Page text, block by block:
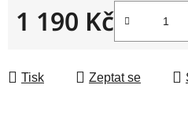
1 190 Kč
Tisk Zeptat se